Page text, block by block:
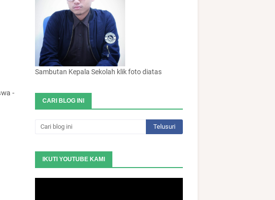
-
Sambutan Kepala Sekolah klik foto diatas
CARI BLOG INI
IKUTI YOUTUBE KAMI